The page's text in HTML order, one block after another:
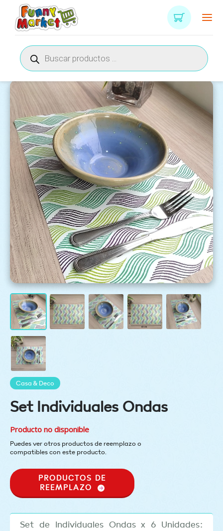
Búsqueda
de
productos
Casa & Deco
Set Individuales Ondas
Producto no disponible
Puedes ver otros productos de reemplazo o
compatibles con este producto.
PRODUCTOS DE
REEMPLAZO
Set de Individuales Ondas x 6 Unidades: